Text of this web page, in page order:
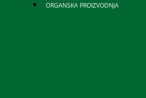
ORGANSKA PROIZVODNJA